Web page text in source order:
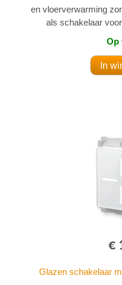
en vloerverwarming
als schakelaar
Op
€
Glazen schakelaar